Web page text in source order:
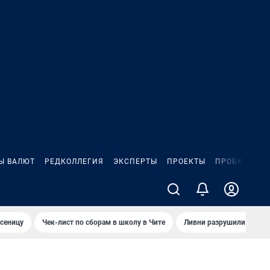
ВАЛЮТ РЕДКОЛЛЕГИЯ ЭКСПЕРТЫ ПРОЕКТЫ ПРОБКИ
Чек-лист по сборам в школу в Чите Ливни разрушили